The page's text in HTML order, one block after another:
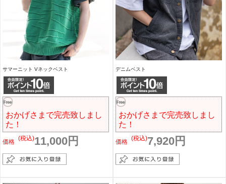
サマーニット Vネックベスト
おかげさまで完売致しまし
た！
価格 11,000円
(税込)
デニムベスト
おかげさまで完売致しまし
た！
価格 7,920円
(税込)